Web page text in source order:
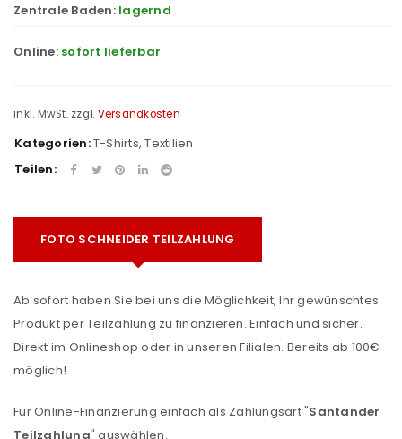
Zentrale Baden: lagernd
Online: sofort lieferbar
inkl. MwSt. zzgl. Versandkosten
Kategorien:T-Shirts,Textilien
Teilen:
FOTO SCHNEIDER TEILZAHLUNG
Ab sofort haben Sie bei uns die Möglichkeit, Ihr gewünschtes
Produkt per Teilzahlung zu finanzieren. Einfach und sicher.
Direkt im Onlineshop oder in unseren Filialen. Bereits ab 100€
möglich!
Für Online-Finanzierung einfach als Zahlungsart "Santander
Teilzahlung" auswählen.